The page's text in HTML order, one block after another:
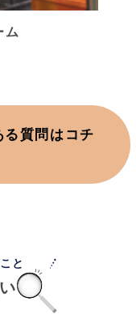
ム
質問はコチ
と